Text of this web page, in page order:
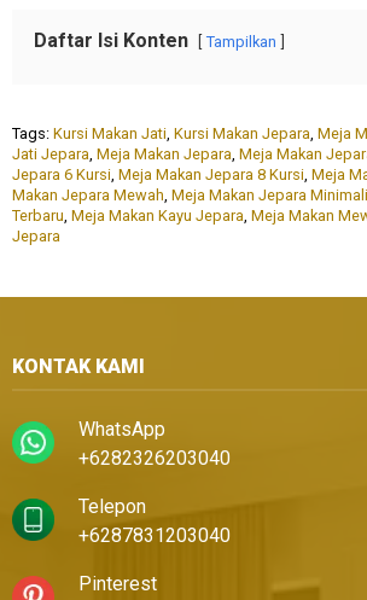
Daftar Isi Konten Tampilkan
Tags: Kursi Makan Jati Kursi Makan Jepara Meja
Jati Jepara Meja Makan Jepara Meja Makan
Jepara 6 Kursi Meja Makan Jepara 8 Kursi Meja
Makan Jepara Mewah Meja Makan Jepara
Terbaru Meja Makan Kayu Jepara Meja Makan
Jepara
KONTAK KAMI
WhatsApp
+6282326203040
Telepon
+6287831203040
Pinterest